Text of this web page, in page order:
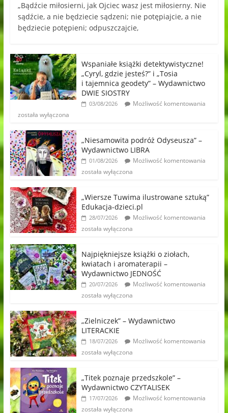
„Bądźcie miłosierni, jak Ojciec wasz jest miłosierny. Nie
sądźcie, a nie będziecie sądzeni; nie potępiajcie, a nie
będziecie potępieni; odpuszczajcie,
Wspaniałe książki detektywistyczne!
„Cyryl, gdzie jesteś?” i „Tosia
i tajemnica geodety” – Wydawnictwo
DWIE SIOSTRY
03/08/2026
Możliwość komentowania
została wyłączona
„Niesamowita podróż Odyseusza” –
Wydawnictwo LIBRA
01/08/2026
Możliwość komentowania
została wyłączona
„Wiersze Tuwima ilustrowane sztuką”
Edukacja-dzieci.pl
28/07/2026
Możliwość komentowania
została wyłączona
Najpiękniejsze książki o ziołach,
kwiatach i aromaterapii –
Wydawnictwo JEDNOŚĆ
20/07/2026
Możliwość komentowania
została wyłączona
„Zielniczek” – Wydawnictwo
LITERACKIE
18/07/2026
Możliwość komentowania
została wyłączona
„Titek poznaje przedszkole” –
Wydawnictwo CZYTALISEK
17/07/2026
Możliwość komentowania
została wyłączona